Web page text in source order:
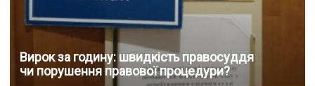
Вирок за годину: швидкість правосуддя
чи порушення правової процедури?